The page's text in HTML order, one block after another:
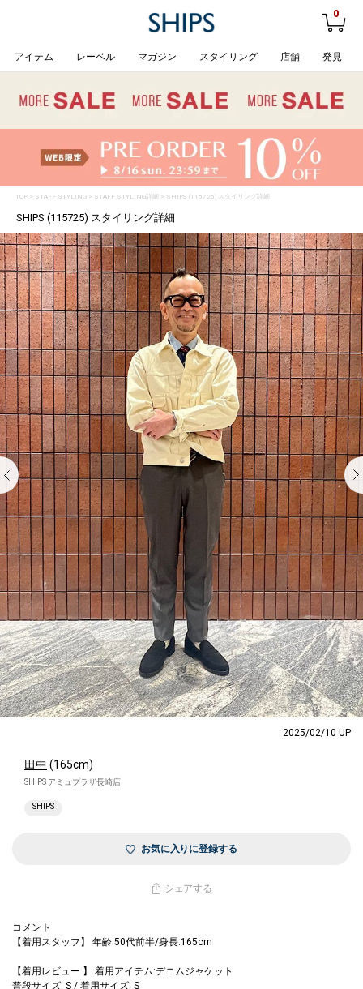
0
アイテム レーベル マガジン スタイリング 店舗 発見
TOP> STAFF STYLING> STAFF STYLING詳細 > SHIPS (115725) スタイリング詳細
SHIPS (115725) スタイリング詳細
2025/02/10 UP
田中 (165cm)
SHIPS アミュプラザ長崎店
SHIPS
お気に入りに登録する
シェアする
コメント
【着用スタッフ】 年齢:50代前半/身長:165cm
【着用レビュー 】 着用アイテム:デニムジャケット
普段サイズ: S / 着用サイズ: S